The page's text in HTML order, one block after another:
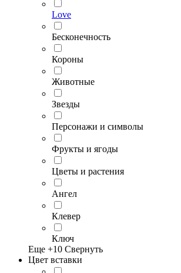
Love
Бесконечность
Короны
Животные
Звезды
Персонажи и символы
Фрукты и ягоды
Цветы и растения
Ангел
Клевер
Ключ
Еще +10 Свернуть
Цвет вставки